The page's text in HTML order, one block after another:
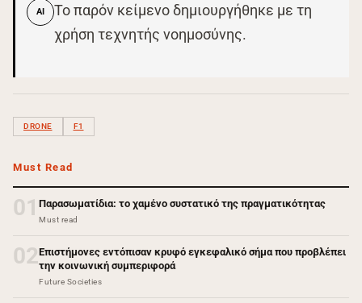
AI
Το παρόν κείμενο δημιουργήθηκε με τη
χρήση τεχνητής νοημοσύνης.
DRONE F1
Must Read
01 Παρασωματίδια: το χαμένο συστατικό της πραγματικότητας
Must read
02Επιστήμονες εντόπισαν κρυφό εγκεφαλικό σήμα που προβλέπει
την κοινωνική συμπεριφορά
Future Societies